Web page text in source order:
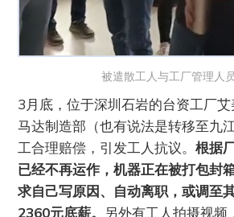
被遣散工人与工厂管理人
3月底，位于深圳石岩的台资工厂
马达制造部（也有说法是转移至九
工合理赔偿，引发工人抗议。根据
已经不再运作，机器正在被打包封
求自己写原因、自动离职，或调至
2360元底薪。 另外有工人拍摄视频